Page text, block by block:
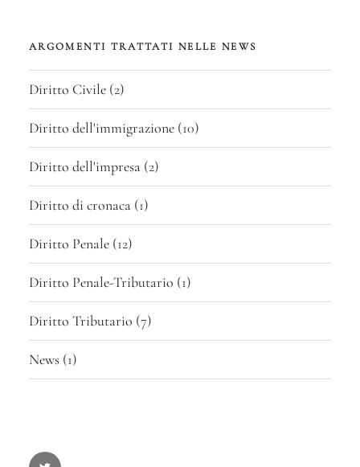
ARGOMENTI TRATTATI NELLE NEWS
Diritto Civile (2)
Diritto dell'immigrazione (10)
Diritto dell'impresa (2)
Diritto di cronaca (1)
Diritto Penale (12)
Diritto Penale-Tributario (1)
Diritto Tributario (7)
News (1)
Twitter